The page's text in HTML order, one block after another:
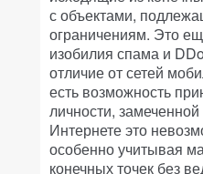
с объектами,
ограничениям. Это
изобилия спама и
отличие от сетей
есть возможность
личности,
Интернете это
особенно учитывая
конечных точек без